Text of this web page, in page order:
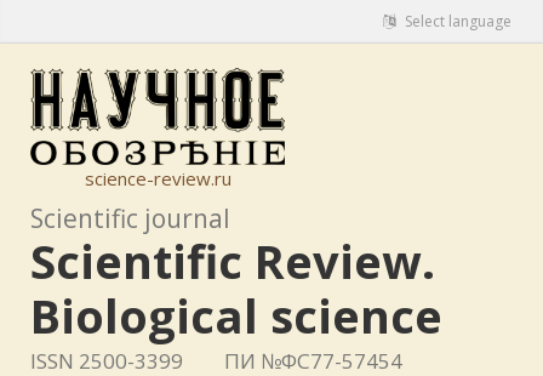
Select language
science-review.ru
Scientific journal
Scientific Review.
Biological science
ISSN 2500-3399 ПИ №ФС77-57454